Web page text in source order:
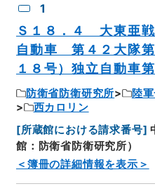
1
Ｓ１８．４ 大東亜
自動車 第４２大隊
１８号）独立自動車
防衛省防衛研究所 陸
西カロリン
[所蔵館における請求番号]
館：防衛省防衛研究所）
＜簿冊の詳細情報を表示＞